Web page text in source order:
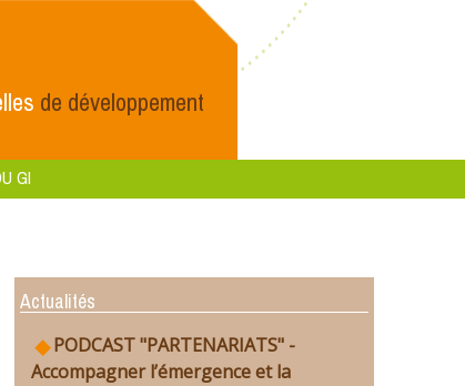
de développement
GI
Actualités
PODCAST "PARTENARIATS" -
Accompagner l’émergence et la